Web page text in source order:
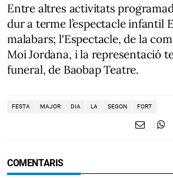
Entre altres activitats
dur a terme l’espectacle infantil
malabars; l'Espectacle, de la
Moi Jordana, i la representació
funeral, de Baobap Teatre.
FESTA MAJOR DIA LA SEGON FORT
COMENTARIS